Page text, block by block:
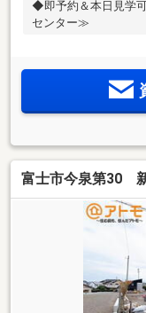
◆即予約＆本日見学
センター≫
富士市今泉第30